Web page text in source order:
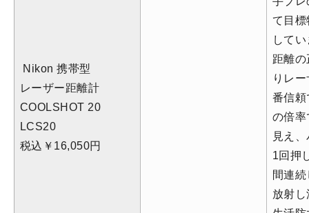
Nikon携帯型
レーザー距離計
COOLSHOT 20
LCS20
税込￥16,050円
て目
して
距離
りレ
番信
の倍
見え
1回押
間連
放射